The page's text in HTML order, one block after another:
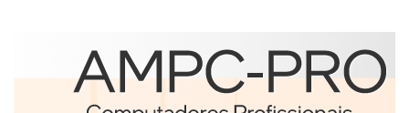
Etiquetas
Brother BCS-1J074102-121
etiqueta para impressão
Branco